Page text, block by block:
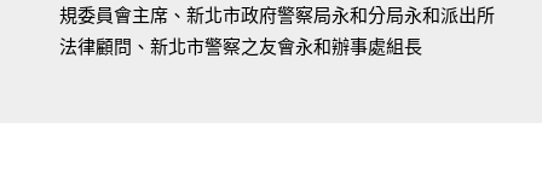
規委員會主席、新北市政府警察局永和分局永和派出所
法律顧問、新北市警察之友會永和辦事處組長